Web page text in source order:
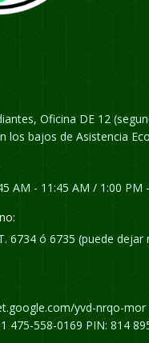
Oficina DE 12
los bajos de Asistencia
AM - 11:45 AM / 1:00 PM
6734 ó 6735 (puede dejar
yvd-nrqo-
475-558-0169 PIN: 814